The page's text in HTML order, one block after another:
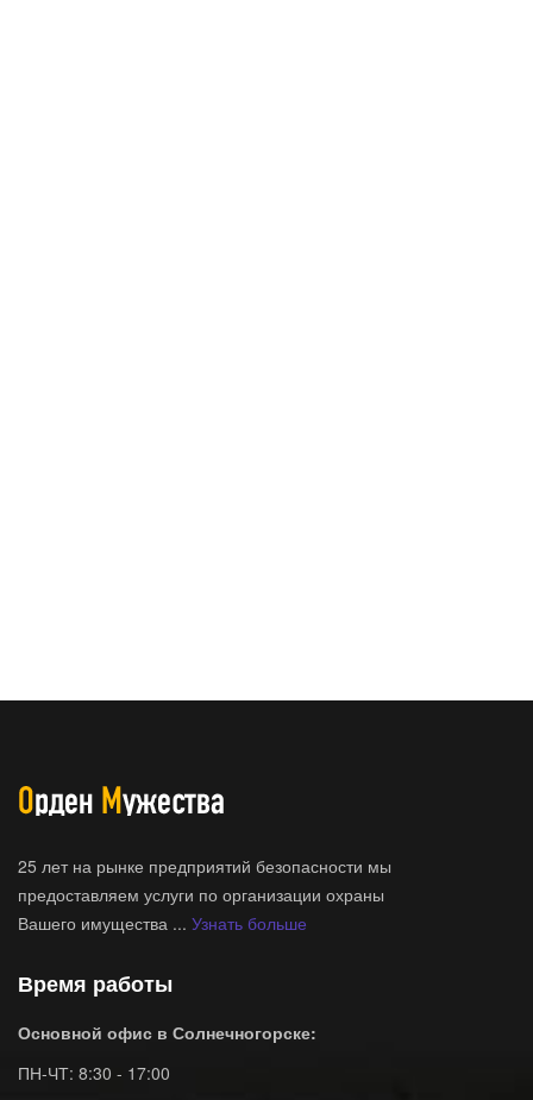
25 лет на рынке предприятий безопасности мы
предоставляем услуги по организации охраны
Вашего имущества ... Узнать больше
Время работы
Основной офис в Солнечногорске:
ПН-ЧТ: 8:30 - 17:00